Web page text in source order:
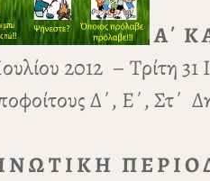
Α΄ Κ
2012 – Τρίτη 31
Δ΄, Ε΄, Στ΄
Ν Ω Τ Ι Κ Η Π Ε Ρ Ι